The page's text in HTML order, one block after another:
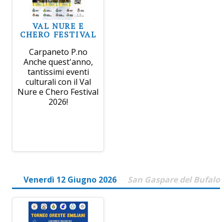
VAL NURE E
CHERO FESTIVAL
Carpaneto P.no
Anche quest'anno,
tantissimi eventi
culturali con il Val
Nure e Chero Festival
2026!
Venerdì 12 Giugno 2026 San Gaspare del Bufalo